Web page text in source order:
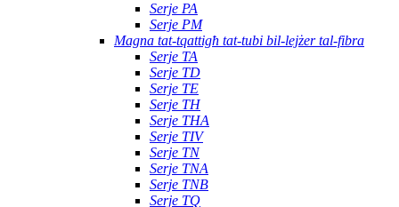
Serje PA
Serje PM
Magna tat-tqattigħ tat-tubi bil-lejżer tal-fibra
Serje TA
Serje TD
Serje TE
Serje TH
Serje THA
Serje TIV
Serje TN
Serje TNA
Serje TNB
Serje TQ